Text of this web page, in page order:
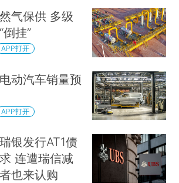
气保供 多级
挂”
APP打开
动汽车销量预
APP打开
银发行AT1债
连遭瑞信减
也来认购